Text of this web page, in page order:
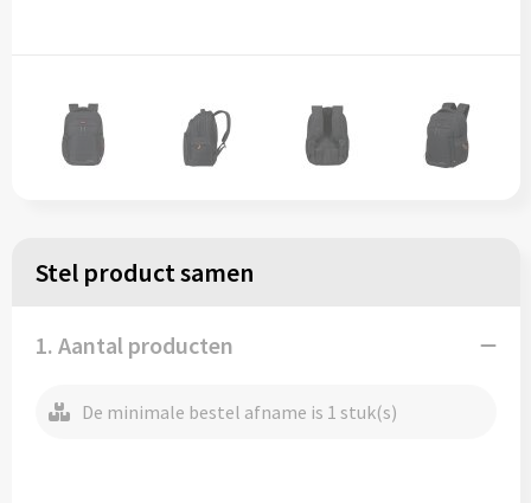
Stel product samen
1. Aantal producten
De minimale bestel afname is 1 stuk(s)